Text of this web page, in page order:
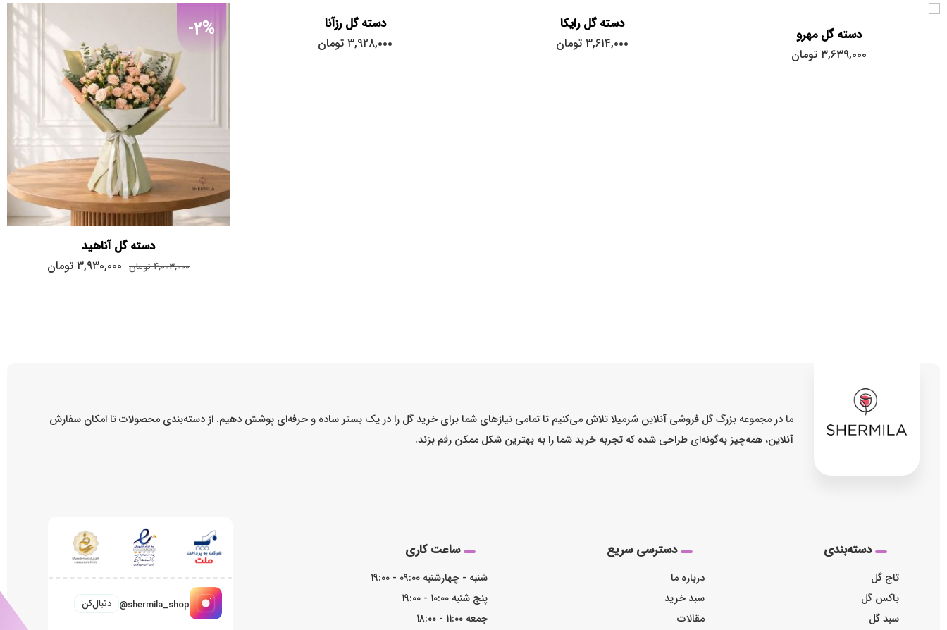
دسته گل مهرو
۳,۶۳۹,۰۰۰ تومان
دسته گل رایکا
۳,۶۱۴,۰۰۰ تومان
دسته گل رزآنا
۳,۹۲۸,۰۰۰ تومان
-2%
دسته گل آناهید
۴,۰۰۳,۰۰۰ تومان ۳,۹۳۰,۰۰۰ تومان
ما در مجموعه بزرگ گل فروشی آنلاین شرمیلا تلاش می‌کنیم تا تمامی نیازهای شما برای خرید گل را در یک بستر ساده و حرفه‌ای پوشش دهیم. از دسته‌بندی محصولات تا امکان سفارش
آنلاین، همه‌چیز به‌گونه‌ای طراحی شده که تجربه خرید شما را به بهترین شکل ممکن رقم بزند.
دسته‌بندی
تاج گل
باکس گل
سبد گل
دسترسی سریع
درباره ما
سبد خرید
مقالات
ساعت کاری
شنبه - چهارشنبه ۰۹:۰۰ - ۱۹:۰۰
پنج شنبه ۱۰:۰۰ - ۱۹:۰۰
جمعه ۱۱:۰۰ - ۱۸:۰۰
@shermila_shop دنبال‌کن